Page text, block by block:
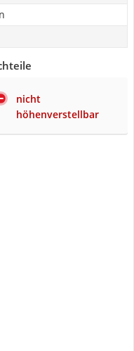
nicht
höhenverstellbar